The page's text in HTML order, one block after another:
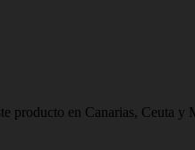
producto en Canarias, Ceuta y